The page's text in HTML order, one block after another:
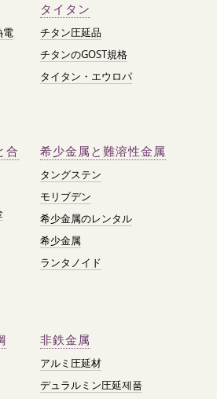
電
タイタン
チタン圧延品
チタンのGOST規格
タイタン・エウロパ
合
希少金属と難溶性金属
タングステン
モリブデン
希少金属のレンタル
希少金属
ランタノイド
非鉄金属
アルミ圧延材
デュラルミン圧延제품